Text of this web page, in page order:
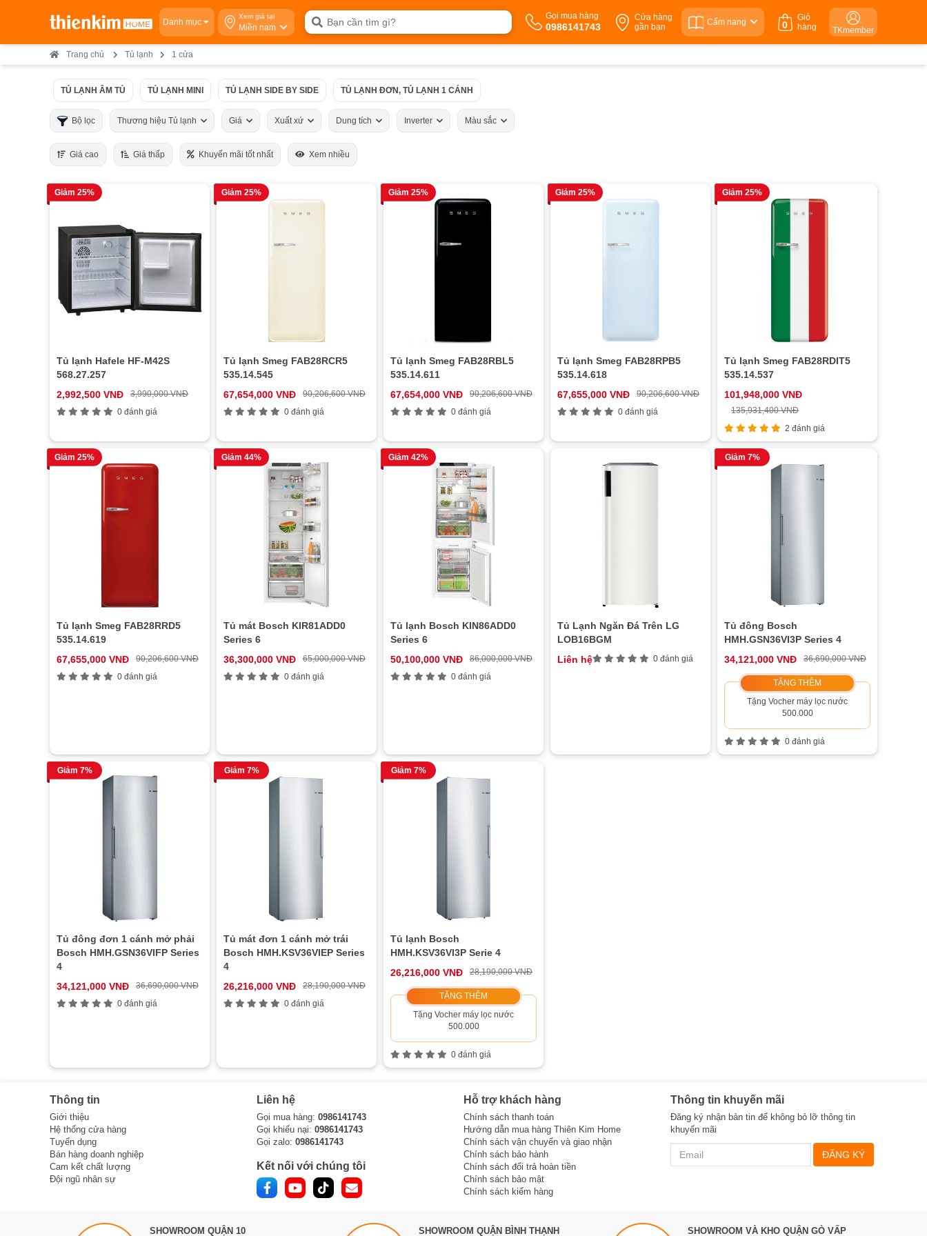
Danh mục
Xem giá tại
Miền nam
Gọi mua hàng
0986141743
Cửa hàng
gần bạn
Cẩm nang
Giỏ
hàng
0 TKmember
Trang chủ Tủ lạnh 1 cửa
TỦ LẠNH ÂM TỦ TỦ LẠNH MINI TỦ LẠNH SIDE BY SIDE TỦ LẠNH ĐƠN, TỦ LẠNH 1 CÁNH
Bộ lọc Thương hiệu Tủ lạnh Giá Xuất xứ Dung tích Inverter Màu sắc
Giá cao Giá thấp Khuyến mãi tốt nhất Xem nhiều
Giảm 25%
Tủ lạnh Hafele HF-M42S
568.27.257
2,992,500 VNĐ
3,990,000 VNĐ
0 đánh giá
Giảm 25%
Tủ lạnh Smeg FAB28RCR5
535.14.545
67,654,000 VNĐ
90,206,600 VNĐ
0 đánh giá
Giảm 25%
Tủ lạnh Smeg FAB28RBL5
535.14.611
67,654,000 VNĐ
90,206,600 VNĐ
0 đánh giá
Giảm 25%
Tủ lạnh Smeg FAB28RPB5
535.14.618
67,655,000 VNĐ
90,206,600 VNĐ
0 đánh giá
Giảm 25%
Tủ lạnh Smeg FAB28RDIT5
535.14.537
101,948,000 VNĐ
135,931,400 VNĐ
2 đánh giá
Giảm 25%
Tủ lạnh Smeg FAB28RRD5
535.14.619
67,655,000 VNĐ
90,206,600 VNĐ
0 đánh giá
Giảm 44%
Tủ mát Bosch KIR81ADD0
Series 6
36,300,000 VNĐ
65,000,000 VNĐ
0 đánh giá
Giảm 42%
Tủ lạnh Bosch KIN86ADD0
Series 6
50,100,000 VNĐ
86,000,000 VNĐ
0 đánh giá
Tủ Lạnh Ngăn Đá Trên LG
LOB16BGM
Liên hệ
0 đánh giá
Giảm 7%
Tủ đông Bosch
HMH.GSN36VI3P Series 4
34,121,000 VNĐ
36,690,000 VNĐ
TẶNG THÊM
Tặng Vocher máy lọc nước
500.000
0 đánh giá
Giảm 7%
Tủ đông đơn 1 cánh mở phải
Bosch HMH.GSN36VIFP Series
4
34,121,000 VNĐ
36,690,000 VNĐ
0 đánh giá
Giảm 7%
Tủ mát đơn 1 cánh mở trái
Bosch HMH.KSV36VIEP Series
4
26,216,000 VNĐ
28,190,000 VNĐ
0 đánh giá
Giảm 7%
Tủ lạnh Bosch
HMH.KSV36VI3P Serie 4
26,216,000 VNĐ
28,190,000 VNĐ
TẶNG THÊM
Tặng Vocher máy lọc nước
500.000
0 đánh giá
Thông tin
Giới thiệu
Hệ thống cửa hàng
Tuyển dụng
Bán hàng doanh nghiệp
Cam kết chất lượng
Đội ngũ nhân sự
Liên hệ
Gọi mua hàng: 0986141743
Gọi khiếu nại: 0986141743
Gọi zalo: 0986141743
Kết nối với chúng tôi
Hỗ trợ khách hàng
Chính sách thanh toán
Hướng dẫn mua hàng Thiên Kim Home
Chính sách vận chuyển và giao nhận
Chính sách bảo hành
Chính sách đổi trả hoàn tiền
Chính sách bảo mật
Chính sách kiểm hàng
Thông tin khuyến mãi
Đăng ký nhận bản tin để không bỏ lỡ thông tin
khuyến mãi
ĐĂNG KÝ
SHOWROOM QUẬN 10 SHOWROOM QUẬN BÌNH THẠNH SHOWROOM VÀ KHO QUẬN GÒ VẤP